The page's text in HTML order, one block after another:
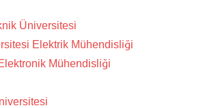
Üniversitesi
Elektrik Mühendisliği
Mühendisliği